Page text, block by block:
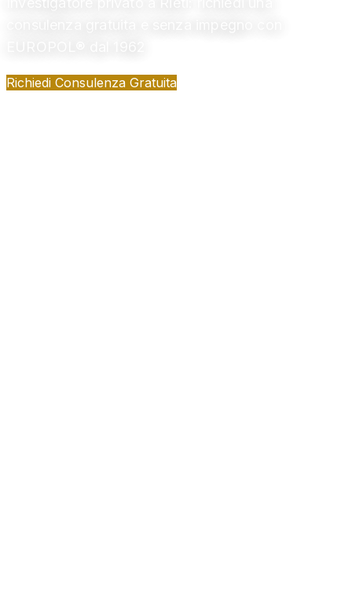
Richiedi Consulenza Gratuita